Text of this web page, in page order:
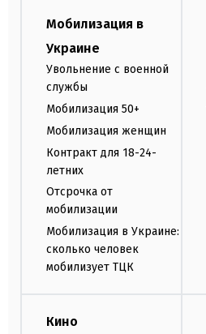
Мобилизация в
Украине
Увольнение с военной
службы
Мобилизация 50+
Мобилизация женщин
Контракт для 18-24-
летних
Отсрочка от
мобилизации
Мобилизация в Украине:
сколько человек
мобилизует ТЦК
Кино